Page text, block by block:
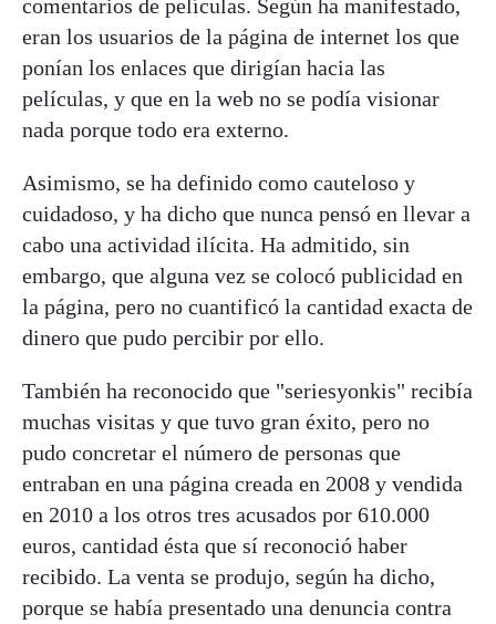
comentarios de películas. Según ha manifestado,
eran los usuarios de la página de internet los que
ponían los enlaces que dirigían hacia las
películas, y que en la web no se podía visionar
nada porque todo era externo.
Asimismo, se ha definido como cauteloso y
cuidadoso, y ha dicho que nunca pensó en llevar a
cabo una actividad ilícita. Ha admitido, sin
embargo, que alguna vez se colocó publicidad en
la página, pero no cuantificó la cantidad exacta de
dinero que pudo percibir por ello.
También ha reconocido que "seriesyonkis" recibía
muchas visitas y que tuvo gran éxito, pero no
pudo concretar el número de personas que
entraban en una página creada en 2008 y vendida
en 2010 a los otros tres acusados por 610.000
euros, cantidad ésta que sí reconoció haber
recibido. La venta se produjo, según ha dicho,
porque se había presentado una denuncia contra